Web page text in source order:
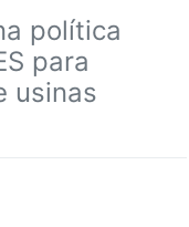
política
para
usinas